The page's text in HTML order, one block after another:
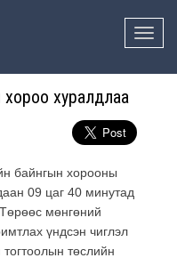
Toggle
хороо хуралдлаа
байнгын хорооны
09 цаг 40 минутад
мөнгөний
үндсэн чиглэл
төслийн